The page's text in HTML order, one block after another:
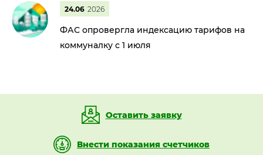
24.06 2026
ФАС опровергла индексацию тарифов на
коммуналку с 1 июля
Оставить заявку
Внести показания счетчиков